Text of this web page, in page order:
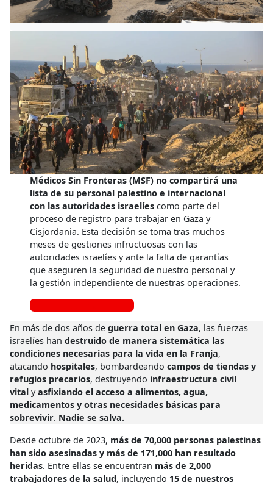
Médicos Sin Fronteras (MSF) no compartirá una
lista de su personal palestino e internacional
con las autoridades israelíescomo parte del
proceso de registro para trabajar en Gaza y
Cisjordania. Esta decisión se toma tras muchos
meses de gestiones infructuosas con las
autoridades israelíes y ante la falta de garantías
que aseguren la seguridad de nuestro personal y
la gestión independiente de nuestras operaciones.
En más de dos años de guerra total en Gaza, las fuerzas
israelíes han destruido de manera sistemática las
condiciones necesarias para la vida en la Franja,
atacando hospitales, bombardeando campos de tiendas y
refugios precarios, destruyendo infraestructura civil
vital yasfixiando el acceso a alimentos, agua,
medicamentos y otras necesidades básicas para
sobrevivir. Nadie se salva.
Desde octubre de 2023, más de 70,000 personas palestinas
han sido asesinadas y más de 171,000 han resultado
heridas. Entre ellas se encuentran más de 2,000
trabajadores de la salud, incluyendo 15 de nuestros